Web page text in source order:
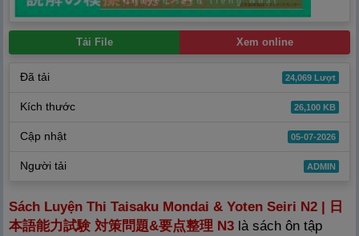
Tải File Xem online
Đã tải 24,069 Lượt
Kích thước 26,100 KB
Cập nhật 05-07-2026
Người tải ADMIN
Sách Luyện Thi Taisaku Mondai & Yoten Seiri N2 | 日
本語能力試験 対策問題&要点整理 N3 là sách ôn tập